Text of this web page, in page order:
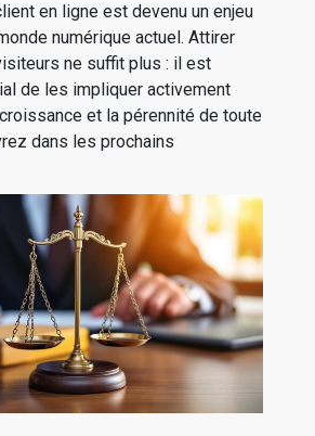
en ligne est devenu un enjeu
numérique actuel. Attirer
ne suffit plus : il est
de les impliquer activement
et la pérennité de toute
dans les prochains